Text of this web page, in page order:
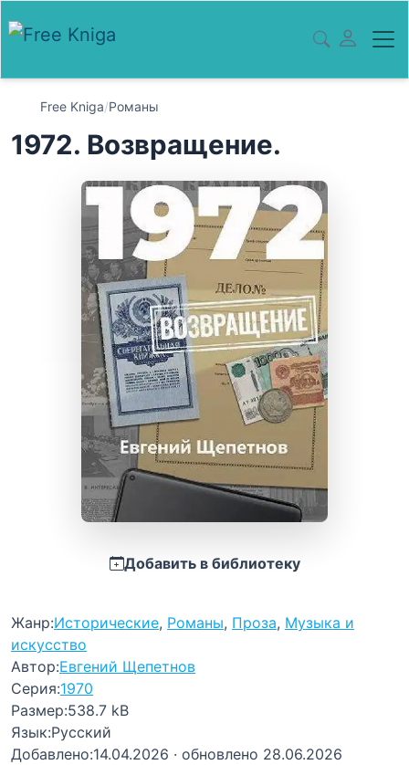
Free Kniga/Романы
1972. Возвращение.
Добавить в библиотеку
Жанр:Исторические, Романы, Проза, Музыка и
искусство
Автор:Евгений Щепетнов
Серия:1970
Размер:538.7 kB
Язык:Русский
Добавлено:14.04.2026 · обновлено 28.06.2026